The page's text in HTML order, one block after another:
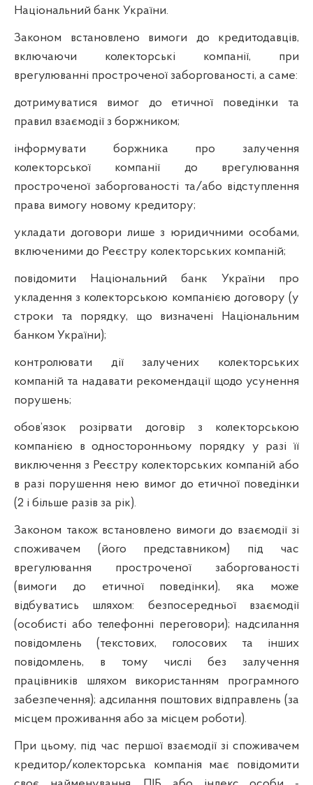
Національний банк України.
Законом встановлено вимоги до кредитодавців,
включаючи колекторські компанії, при
врегулюванні простроченої заборгованості, а саме:
дотримуватися вимог до етичної поведінки та
правил взаємодії з боржником;
інформувати боржника про залучення
колекторської компанії до врегулювання
простроченої заборгованості та/або відступлення
права вимогу новому кредитору;
укладати договори лише з юридичними особами,
включеними до Реєстру колекторських компаній;
повідомити Національний банк України про
укладення з колекторською компанією договору (у
строки та порядку, що визначені Національним
банком України);
контролювати дії залучених колекторських
компаній та надавати рекомендації щодо усунення
порушень;
обов’язок розірвати договір з колекторською
компанією в односторонньому порядку у разі її
виключення з Реєстру колекторських компаній або
в разі порушення нею вимог до етичної поведінки
(2 і більше разів за рік).
Законом також встановлено вимоги до взаємодії зі
споживачем (його представником) під час
врегулювання простроченої заборгованості
(вимоги до етичної поведінки), яка може
відбуватись шляхом: безпосередньої взаємодії
(особисті або телефонні переговори); надсилання
повідомлень (текстових, голосових та інших
повідомлень, в тому числі без залучення
працівників шляхом використанням програмного
забезпечення); адсилання поштових відправлень (за
місцем проживання або за місцем роботи).
При цьому, під час першої взаємодії зі споживачем
кредитор/колекторська компанія має повідомити